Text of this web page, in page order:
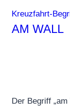
Kreuzfahrt-
AM WALL
Der Begriff